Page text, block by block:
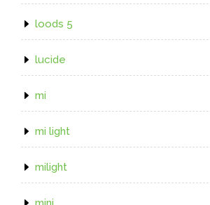
loods 5
lucide
mi
mi light
milight